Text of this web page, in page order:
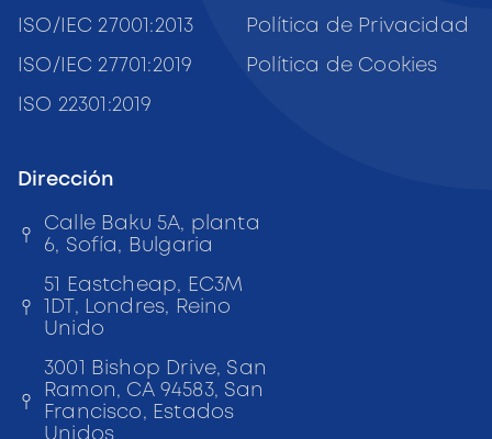
Política de Privacidad
Política de Cookies
ISO/IEC 27001:2013
ISO/IEC 27701:2019
ISO 22301:2019
Dirección
Calle Baku 5A, planta
6, Sofía, Bulgaria
51 Eastcheap, EC3M
1DT, Londres, Reino
Unido
3001 Bishop Drive, San
Ramon, CA 94583, San
Francisco, Estados
Unidos